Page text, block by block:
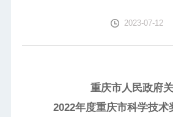
2023-07-12
重庆市人民政府
2022年度重庆市科学技术